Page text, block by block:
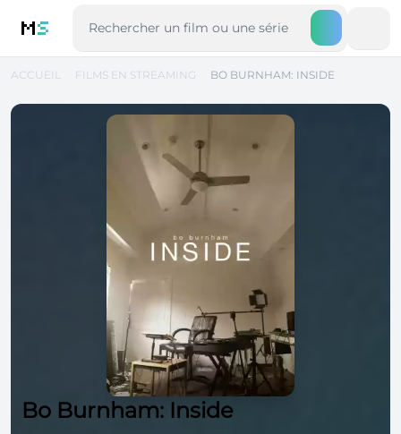
MS
ACCUEIL FILMS EN STREAMING BO BURNHAM: INSIDE
Bo Burnham: Inside